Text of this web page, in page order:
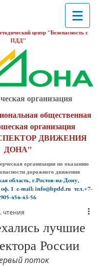
центр "Безопасность с
ПДД"
организация
общественная
организация
ДВИЖЕНИЯ
ДОНА"
организация по оказанию
дорожного движения
область, г.Ростов-на-Дону,
1 e-mail: info@bpdd.ru тел.+7-
905-454-43-56
лучшие
России
чтения
поток